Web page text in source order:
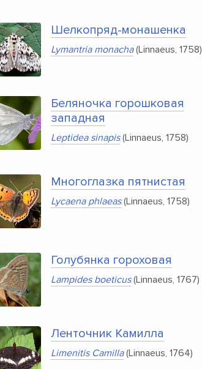
Шелкопряд-монашенка
Lymantria monacha(Linnaeus, 1758)
Беляночка горошковая
западная
Leptidea sinapis(Linnaeus, 1758)
Многоглазка пятнистая
Lycaena phlaeas(Linnaeus, 1758)
Голубянка гороховая
Lampides boeticus(Linnaeus, 1767)
Ленточник Камилла
Limenitis Camilla(Linnaeus, 1764)